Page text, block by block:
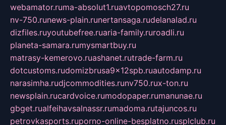
webamator.ruma-absolut1.ruavtopomosch27.ru
nv-750.runews-plain.runertansaga.rudelanalad.ru
dizfiles.ruyoutubefree.ruaria-family.ruroadli.ru
planeta-samara.rumysmartbuy.ru
matrasy-kemerovo.ruashanet.rutrade-farm.ru
dotcustoms.rudomizbrusa9x12spb.ruautodamp.ru
narasimha.rudjcommodities.runv750.rux-ton.ru
newsplain.rucardvoice.rumodopaper.rumanunae.ru
gbget.rualfeihavsalnassr.rumadoma.rutajuncos.ru
petrovkasports.ruporno-online-besplatno.rusplclub.ru